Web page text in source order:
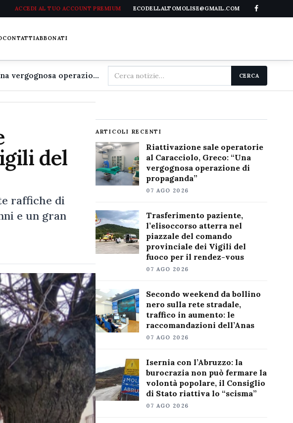
ACCEDI AL TUO ACCOUNT PREMIUM ECODELLALTOMOLISE@GMAIL.COM
CONTATTIABBONATI
Riattivazione sale operatorie al Caracciolo, Greco: "Una vergognosa operazione di propaganda"
Cerca
nel
CERCA
del
raffiche di
e un gran
ARTICOLI RECENTI
Riattivazione sale operatorie
al Caracciolo, Greco: “Una
vergognosa operazione di
propaganda”
07 AGO 2026
Trasferimento paziente,
l’elisoccorso atterra nel
piazzale del comando
provinciale dei Vigili del
fuoco per il rendez-vous
07 AGO 2026
Secondo weekend da bollino
nero sulla rete stradale,
traffico in aumento: le
raccomandazioni dell’Anas
07 AGO 2026
Isernia con l’Abruzzo: la
burocrazia non può fermare la
volontà popolare, il Consiglio
di Stato riattiva lo “scisma”
07 AGO 2026